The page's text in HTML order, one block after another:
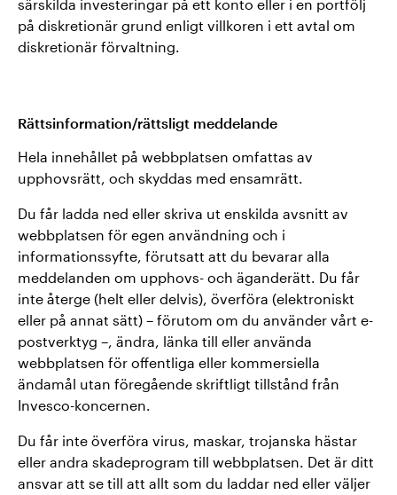
särskilda investeringar på ett konto eller i en portfölj
på diskretionär grund enligt villkoren i ett avtal om
diskretionär förvaltning.
Rättsinformation/rättsligt meddelande
Hela innehållet på webbplatsen omfattas av
upphovsrätt, och skyddas med ensamrätt.
Du får ladda ned eller skriva ut enskilda avsnitt av
webbplatsen för egen användning och i
informationssyfte, förutsatt att du bevarar alla
meddelanden om upphovs- och äganderätt. Du får
inte återge (helt eller delvis), överföra (elektroniskt
eller på annat sätt) – förutom om du använder vårt e-
postverktyg –, ändra, länka till eller använda
webbplatsen för offentliga eller kommersiella
ändamål utan föregående skriftligt tillstånd från
Invesco-koncernen.
Du får inte överföra virus, maskar, trojanska hästar
eller andra skadeprogram till webbplatsen. Det är ditt
ansvar att se till att allt som du laddar ned eller väljer